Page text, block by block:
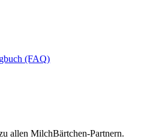
(FAQ)
allen MilchBärtchen-Partnern.